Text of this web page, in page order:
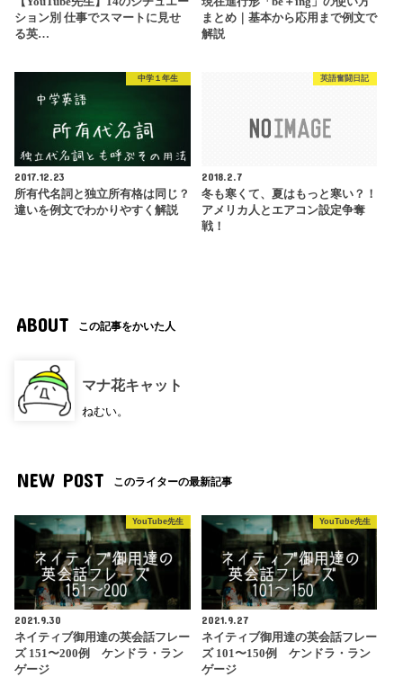
ション別 仕事でスマートに見せ
る英…
まとめ｜基本から応用まで例文で
解説
中学１年生
2017.12.23
所有代名詞と独立所有格は同じ？
違いを例文でわかりやすく解説
英語奮闘日記
2018.2.7
冬も寒くて、夏はもっと寒い？！
アメリカ人とエアコン設定争奪
戦！
ABOUT この記事をかいた人
マナ花キャット
ねむい。
NEW POST このライターの最新記事
YouTube先生
2021.9.30
ネイティブ御用達の英会話フレー
ズ 151〜200例 ケンドラ・ラン
ゲージ
YouTube先生
2021.9.27
ネイティブ御用達の英会話フレー
ズ 101〜150例 ケンドラ・ラン
ゲージ